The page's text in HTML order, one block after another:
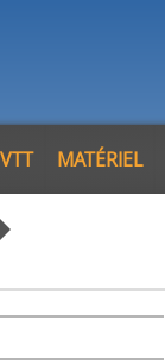
VTT MATÉRIEL